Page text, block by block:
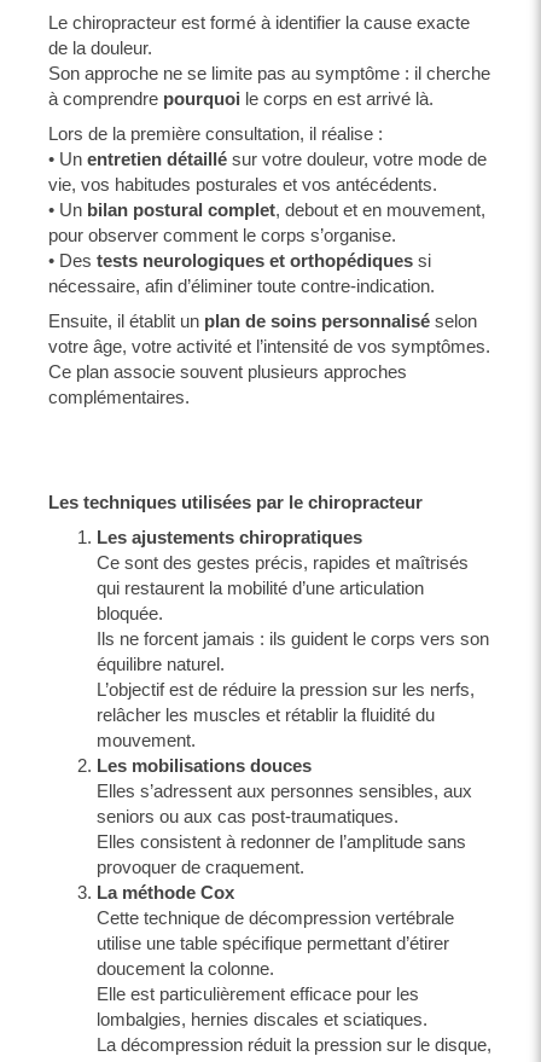
Le chiropracteur est formé à identifier la cause exacte
de la douleur.
Son approche ne se limite pas au symptôme : il cherche
à comprendre pourquoi le corps en est arrivé là.
Lors de la première consultation, il réalise :
• Un entretien détaillé sur votre douleur, votre mode de
vie, vos habitudes posturales et vos antécédents.
• Un bilan postural complet, debout et en mouvement,
pour observer comment le corps s’organise.
• Des tests neurologiques et orthopédiques si
nécessaire, afin d’éliminer toute contre-indication.
Ensuite, il établit un plan de soins personnalisé selon
votre âge, votre activité et l’intensité de vos symptômes.
Ce plan associe souvent plusieurs approches
complémentaires.
Les techniques utilisées par le chiropracteur
Les ajustements chiropratiques
Ce sont des gestes précis, rapides et maîtrisés
qui restaurent la mobilité d’une articulation
bloquée.
Ils ne forcent jamais : ils guident le corps vers son
équilibre naturel.
L’objectif est de réduire la pression sur les nerfs,
relâcher les muscles et rétablir la fluidité du
mouvement.
Les mobilisations douces
Elles s’adressent aux personnes sensibles, aux
seniors ou aux cas post-traumatiques.
Elles consistent à redonner de l’amplitude sans
provoquer de craquement.
La méthode Cox
Cette technique de décompression vertébrale
utilise une table spécifique permettant d’étirer
doucement la colonne.
Elle est particulièrement efficace pour les
lombalgies, hernies discales et sciatiques.
La décompression réduit la pression sur le disque,